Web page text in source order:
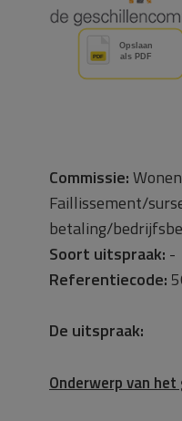
Commissie:
Faillissement/
betaling/
Soort uitspraak: -
Referentiecode:
De uitspraak:
Onderwerp van het